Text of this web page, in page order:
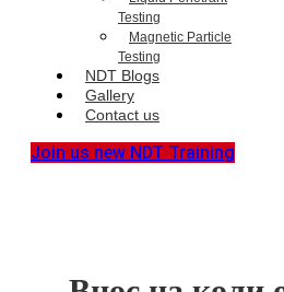
Testing
Magnetic Particle
Testing
NDT Blogs
Gallery
Contact us
Join us new NDT Training